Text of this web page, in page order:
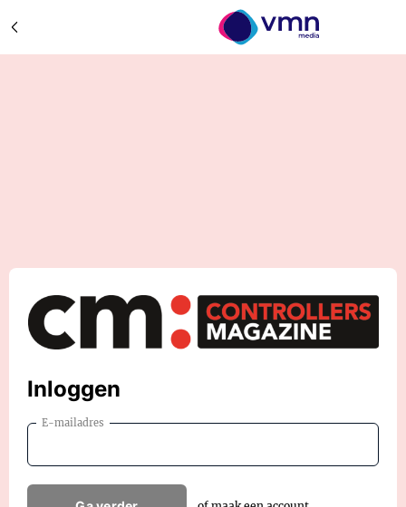
Inloggen
E-mailadres